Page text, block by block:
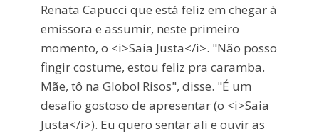
Renata Capucci que está feliz em chegar à
emissora e assumir, neste primeiro
momento, o <i>Saia Justa</i>. "Não posso
fingir costume, estou feliz pra caramba.
Mãe, tô na Globo! Risos", disse. "É um
desafio gostoso de apresentar (o <i>Saia
Justa</i>). Eu quero sentar ali e ouvir as